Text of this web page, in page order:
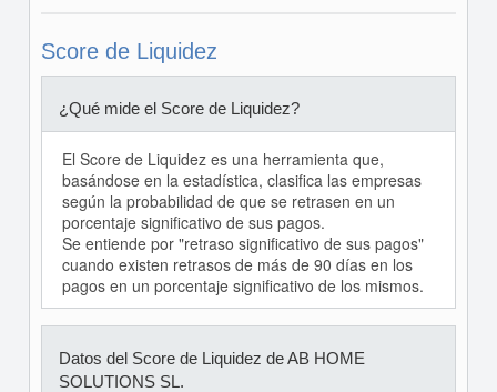
Score de Liquidez
¿Qué mide el Score de Liquidez?
El Score de Liquidez es una herramienta que,
basándose en la estadística, clasifica las empresas
según la probabilidad de que se retrasen en un
porcentaje significativo de sus pagos.
Se entiende por "retraso significativo de sus pagos"
cuando existen retrasos de más de 90 días en los
pagos en un porcentaje significativo de los mismos.
Datos del Score de Liquidez de AB HOME
SOLUTIONS SL.